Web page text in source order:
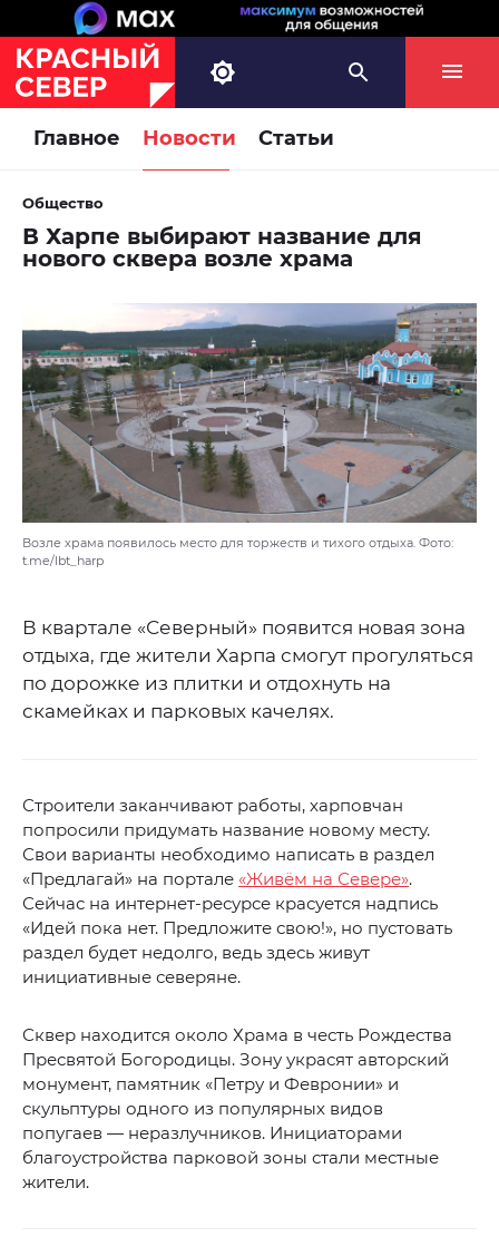
Главное Новости Статьи
Общество
В Харпе выбирают название для
нового сквера возле храма
Возле храма появилось место для торжеств и тихого отдыха. Фото:
t.me/lbt_harp
В квартале «Северный» появится новая зона
отдыха, где жители Харпа смогут прогуляться
по дорожке из плитки и отдохнуть на
скамейках и парковых качелях.
Строители заканчивают работы, харповчан
попросили придумать название новому месту.
Свои варианты необходимо написать в раздел
«Предлагай» на портале «Живём на Севере».
Сейчас на интернет-ресурсе красуется надпись
«Идей пока нет. Предложите свою!», но пустовать
раздел будет недолго, ведь здесь живут
инициативные северяне.
Сквер находится около Храма в честь Рождества
Пресвятой Богородицы. Зону украсят авторский
монумент, памятник «Петру и Февронии» и
скульптуры одного из популярных видов
попугаев — неразлучников. Инициаторами
благоустройства парковой зоны стали местные
жители.